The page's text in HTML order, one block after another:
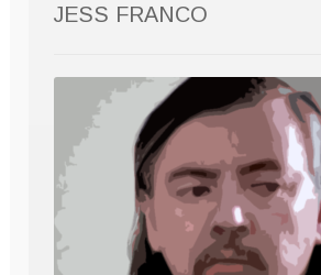
JESS FRANCO